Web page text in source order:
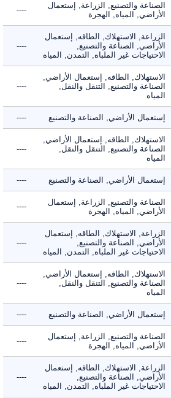
الصناعة والتصنيع, الزراعة, إستعمال
الأراضي, المياه, الهجرة
----
الزراعة, الاستهلاك, الطاقه, إستعمال
الأراضي, الصناعة والتصنيع,
الاحتياجات غير الملباه, التمدن, المياه
----
الاستهلاك, الطاقه, إستعمال الأراضي,
الصناعة والتصنيع, التنقل والنقل,
المياه
----
إستعمال الأراضي, الصناعة والتصنيع ----
الاستهلاك, الطاقه, إستعمال الأراضي,
الصناعة والتصنيع, التنقل والنقل,
المياه
----
إستعمال الأراضي, الصناعة والتصنيع ----
الصناعة والتصنيع, الزراعة, إستعمال
الأراضي, المياه, الهجرة
----
الزراعة, الاستهلاك, الطاقه, إستعمال
الأراضي, الصناعة والتصنيع,
الاحتياجات غير الملباه, التمدن, المياه
----
الاستهلاك, الطاقه, إستعمال الأراضي,
الصناعة والتصنيع, التنقل والنقل,
المياه
----
إستعمال الأراضي, الصناعة والتصنيع ----
الصناعة والتصنيع, الزراعة, إستعمال
الأراضي, المياه, الهجرة
----
الزراعة, الاستهلاك, الطاقه, إستعمال
الأراضي, الصناعة والتصنيع,
الاحتياجات غير الملباه, التمدن, المياه
----